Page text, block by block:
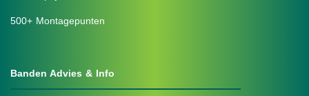
500+ Montagepunten
Banden Advies & Info